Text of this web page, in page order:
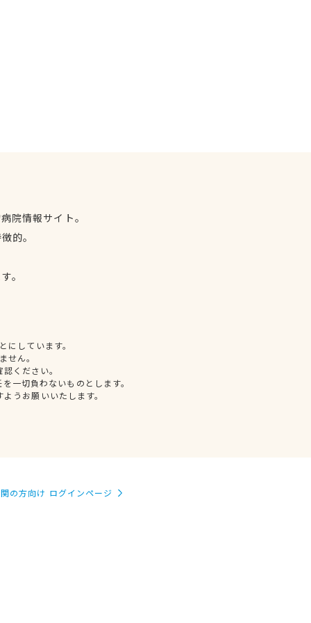
院情報サイト。
的。
。
しています。
せん。
ください。
一切負わないものとします。
うお願いいたします。
の方向け ログインページ